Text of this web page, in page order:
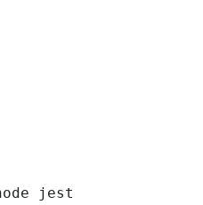
jest